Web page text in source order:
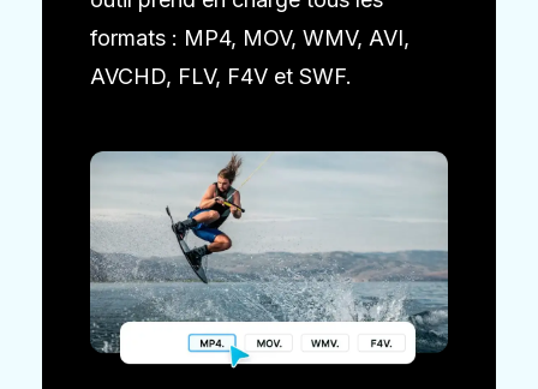
formats : MP4, MOV, WMV, AVI,
AVCHD, FLV, F4V et SWF.